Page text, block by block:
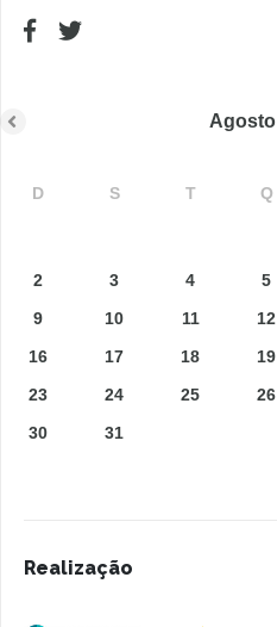
Agosto
D S T Q
2
3 4 5
9
10 11 12
16
17 18 19
23
24 25 26
30
31
Realização